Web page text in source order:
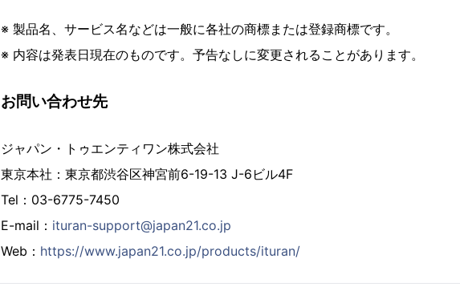
※ 製品名、サービス名などは一般に各社の商標または登録商標です。
※ 内容は発表日現在のものです。予告なしに変更されることがあります。
お問い合わせ先
ジャパン・トゥエンティワン株式会社
東京本社：東京都渋谷区神宮前6-19-13 J-6ビル4F
Tel：03-6775-7450
E-mail： ituran-support@japan21.co.jp
Web： https://www.japan21.co.jp/products/ituran/